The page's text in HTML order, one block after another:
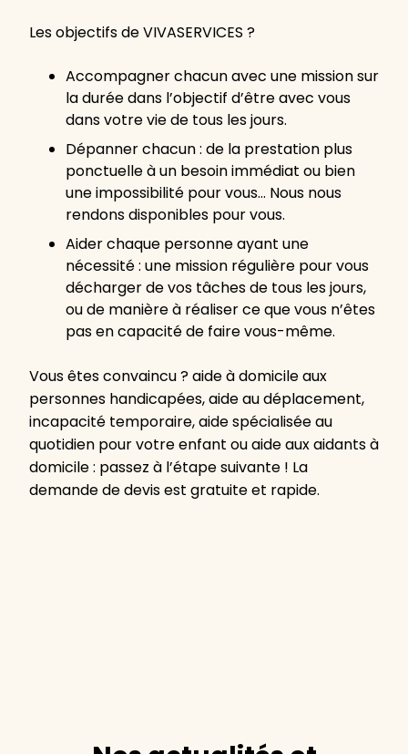
Les objectifs de VIVASERVICES ?
Accompagner chacun avec une mission sur
la durée dans l’objectif d’être avec vous
dans votre vie de tous les jours.
Dépanner chacun : de la prestation plus
ponctuelle à un besoin immédiat ou bien
une impossibilité pour vous… Nous nous
rendons disponibles pour vous.
Aider chaque personne ayant une
nécessité : une mission régulière pour vous
décharger de vos tâches de tous les jours,
ou de manière à réaliser ce que vous n’êtes
pas en capacité de faire vous-même.
Vous êtes convaincu ? aide à domicile aux
personnes handicapées, aide au déplacement,
incapacité temporaire, aide spécialisée au
quotidien pour votre enfant ou aide aux aidants à
domicile : passez à l’étape suivante ! La
demande de devis est gratuite et rapide.